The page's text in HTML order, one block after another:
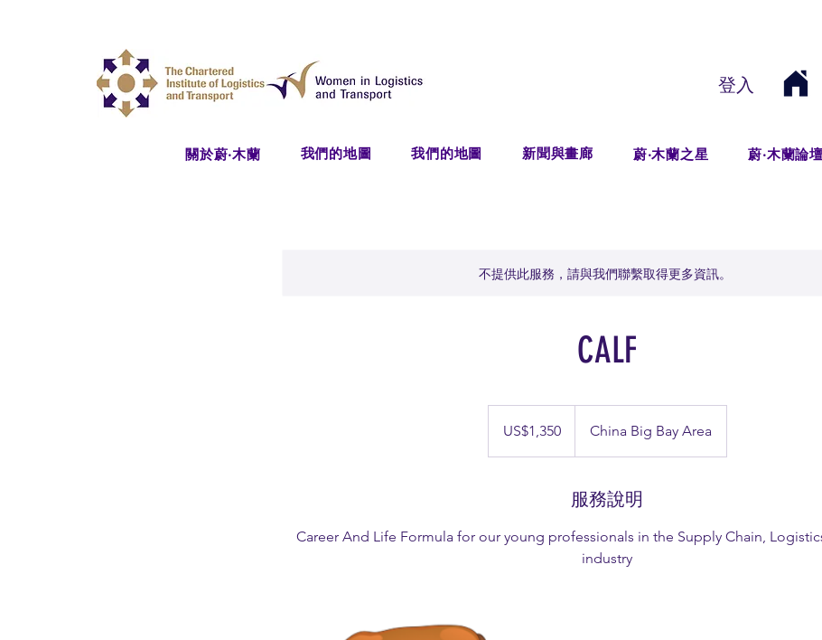
登入
關於蔚‧木蘭 我們的地圖 我們的地圖 新聞與畫廊 蔚‧木蘭之星 蔚‧木蘭論壇
不提供此服務，請與我們聯繫取得更多資訊。
CALF
US$1,350 China Big Bay Area
服務說明
Career And Life Formula for our young professionals in the Supply Chain,
industry